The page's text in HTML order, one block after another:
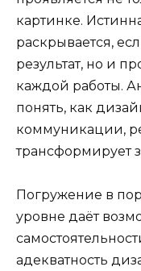
картинке.
раскрывается,
результат, но и
каждой работы.
понять, как
коммуникации,
трансформирует
Погружение в
уровне даёт
адекватность